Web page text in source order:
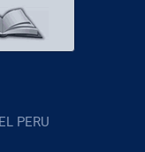
PERU